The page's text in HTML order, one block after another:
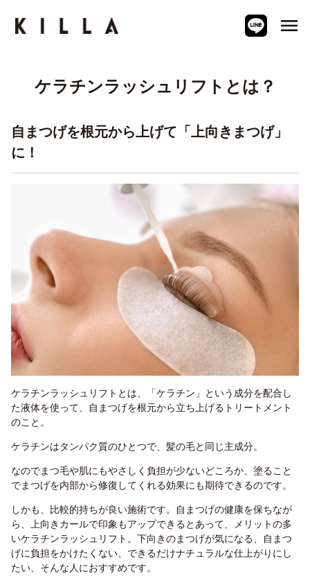
menu
ケラチンラッシュリフトとは？
自まつげを根元から上げて「上向きまつげ」
に！
ケラチンラッシュリフトとは、「ケラチン」という成分を配合し
た液体を使って、自まつげを根元から立ち上げるトリートメント
のこと。
ケラチンはタンパク質のひとつで、髪の毛と同じ主成分。
なのでまつ毛や肌にもやさしく負担が少ないどころか、塗ること
でまつげを内部から修復してくれる効果にも期待できるのです。
しかも、比較的持ちが良い施術です。
自まつげの健康を保ちなが
ら、上向きカールで印象もアップできるとあって、メリットの多
いケラチンラッシュリフト。下向きのまつげが気になる、自まつ
げに負担をかけたくない、できるだけナチュラルな仕上がりにし
たい、そんな人におすすめです。